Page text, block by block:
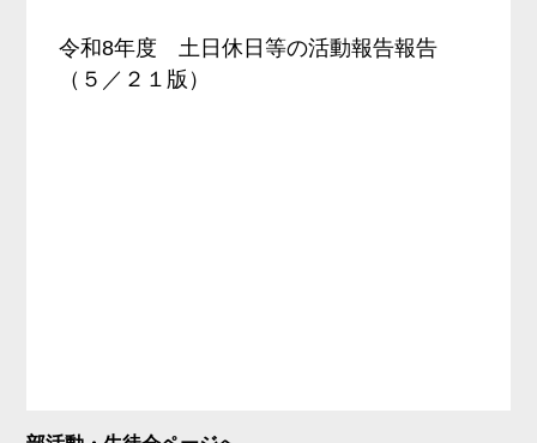
令和8年度 土日休日等の活動報告報告
（５／２１版）